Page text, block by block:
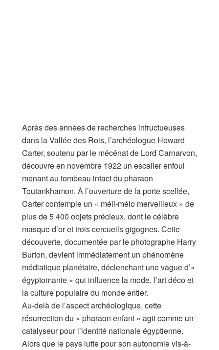
Après des années de recherches infructueuses
dans la Vallée des Rois, l’archéologue Howard
Carter, soutenu par le mécénat de Lord Carnarvon,
découvre en novembre 1922 un escalier enfoui
menant au tombeau intact du pharaon
Toutankhamon. À l’ouverture de la porte scellée,
Carter contemple un « méli-mélo merveilleux » de
plus de 5 400 objets précieux, dont le célèbre
masque d’or et trois cercueils gigognes. Cette
découverte, documentée par le photographe Harry
Burton, devient immédiatement un phénomène
médiatique planétaire, déclenchant une vague d’«
égyptomanie » qui influence la mode, l’art déco et
la culture populaire du monde entier.
Au-delà de l’aspect archéologique, cette
résurrection du « pharaon enfant » agit comme un
catalyseur pour l’identité nationale égyptienne.
Alors que le pays lutte pour son autonomie vis-à-